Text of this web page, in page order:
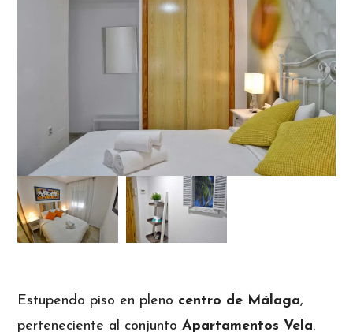
Estupendo piso en pleno centro de Málaga,
perteneciente al conjuntoApartamentos Vela.